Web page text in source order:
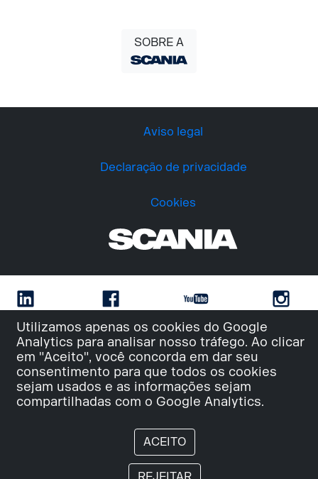
Utilizamos apenas os cookies do Google
Analytics para analisar nosso tráfego. Ao clicar
em "Aceito", você concorda em dar seu
consentimento para que todos os cookies
sejam usados e as informações sejam
compartilhadas com o Google Analytics.
ACEITO
SOBRE A
Aviso legal
Declaração de privacidade
Cookies